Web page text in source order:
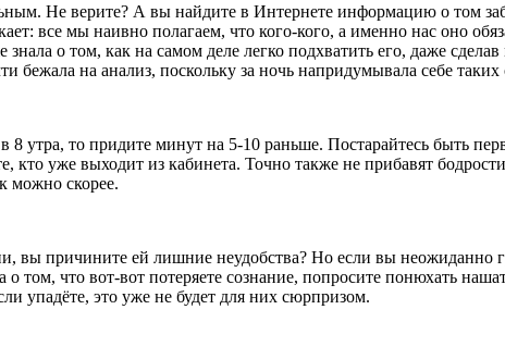
Не верите? А вы найдите в Интернете информацию о том
все мы наивно полагаем, что кого-кого, а именно нас оно
о том, как на самом деле легко подхватить его, даже
на анализ, поскольку за ночь напридумывала себе
8 утра, то придите минут на 5-10 раньше. Постарайтесь быть
кто уже выходит из кабинета. Точно также не прибавят
можно скорее.
вы причините ей лишние неудобства? Но если вы неожиданно
том, что вот-вот потеряете сознание, попросите понюхать
упадёте, это уже не будет для них сюрпризом.